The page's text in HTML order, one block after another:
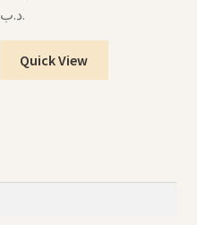
.د.ب
Quick View